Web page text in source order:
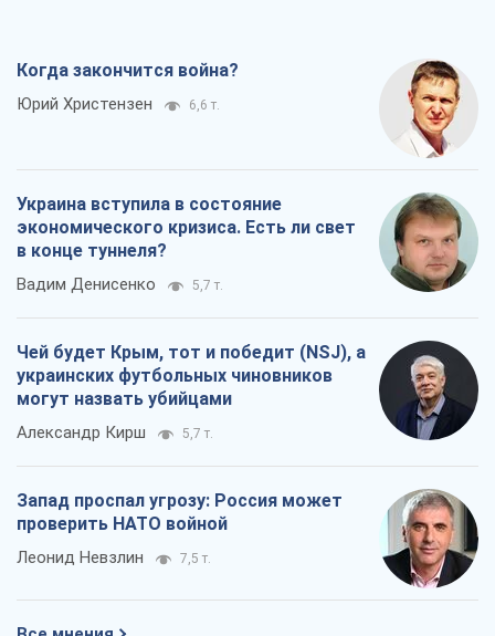
Когда закончится война?
Юрий Христензен 6,6 т.
Украина вступила в состояние
экономического кризиса. Есть ли свет
в конце туннеля?
Вадим Денисенко 5,7 т.
Чей будет Крым, тот и победит (NSJ), а
украинских футбольных чиновников
могут назвать убийцами
Александр Кирш 5,7 т.
Запад проспал угрозу: Россия может
проверить НАТО войной
Леонид Невзлин 7,5 т.